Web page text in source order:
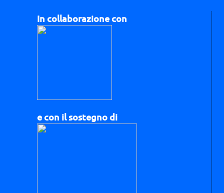
In collaborazione con
e con il sostegno di